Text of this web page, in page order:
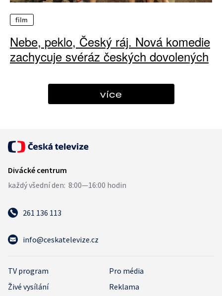
film
Nebe, peklo, Český ráj. Nová komedie
zachycuje svéráz českých dovolených
více
261 136 113
info@ceskatelevize.cz
TV program
Pro média
Živé vysílání
Reklama